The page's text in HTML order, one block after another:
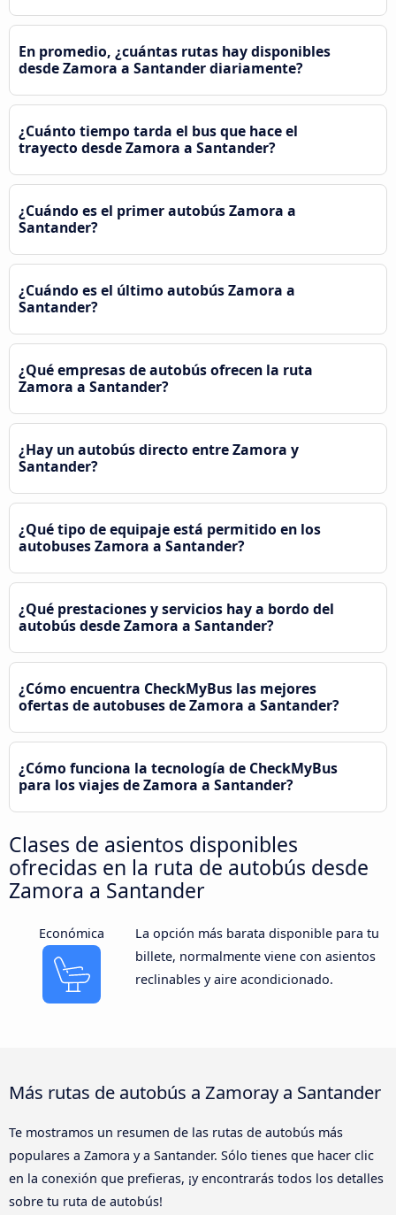
En promedio, ¿cuántas rutas hay disponibles
desde Zamora a Santander diariamente?
¿Cuánto tiempo tarda el bus que hace el
trayecto desde Zamora a Santander?
¿Cuándo es el primer autobús Zamora a
Santander?
¿Cuándo es el último autobús Zamora a
Santander?
¿Qué empresas de autobús ofrecen la ruta
Zamora a Santander?
¿Hay un autobús directo entre Zamora y
Santander?
¿Qué tipo de equipaje está permitido en los
autobuses Zamora a Santander?
¿Qué prestaciones y servicios hay a bordo del
autobús desde Zamora a Santander?
¿Cómo encuentra CheckMyBus las mejores
ofertas de autobuses de Zamora a Santander?
¿Cómo funciona la tecnología de CheckMyBus
para los viajes de Zamora a Santander?
Clases de asientos disponibles
ofrecidas en la ruta de autobús desde
Zamora a Santander
Económica
La opción más barata disponible para tu
billete, normalmente viene con asientos
reclinables y aire acondicionado.
Más rutas de autobús a Zamoray a Santander
Te mostramos un resumen de las rutas de autobús más
populares a Zamora y a Santander. Sólo tienes que hacer clic
en la conexión que prefieras, ¡y encontrarás todos los detalles
sobre tu ruta de autobús!